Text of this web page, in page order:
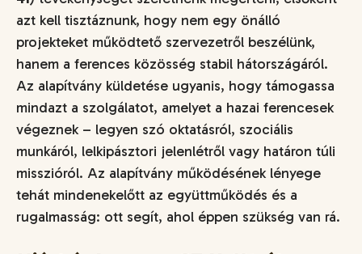
azt kell tisztáznunk, hogy nem egy önálló
projekteket működtető szervezetről beszélünk,
hanem a ferences közösség stabil hátországáról.
Az alapítvány küldetése ugyanis, hogy támogassa
mindazt a szolgálatot, amelyet a hazai ferencesek
végeznek – legyen szó oktatásról, szociális
munkáról, lelkipásztori jelenlétről vagy határon túli
misszióról. Az alapítvány működésének lényege
tehát mindenekelőtt az együttműködés és a
rugalmasság: ott segít, ahol éppen szükség van rá.